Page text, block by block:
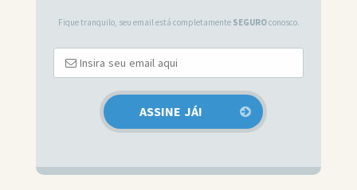
Fique tranquilo, seu email está completamente SEGUROconosco.